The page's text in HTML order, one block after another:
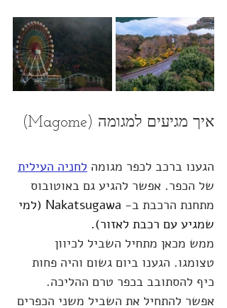
איך מגיעים למגומה (Magome)
הגענו ברכב לכפר מגומה לחניה העילית
של הכפר. אפשר להגיע גם באוטובוס
מתחנת הרכבת ב-
Nakatsugawa (למי
שמגיע עם רכבת לאזור).
ממש מכאן מתחיל השביל לכיוון
טצומגו. הגענו ביום גשום והיה פחות
כיף להסתובב בכפר טרם ההליכה.
אפשר להתחיל את השביל משני הכפרים